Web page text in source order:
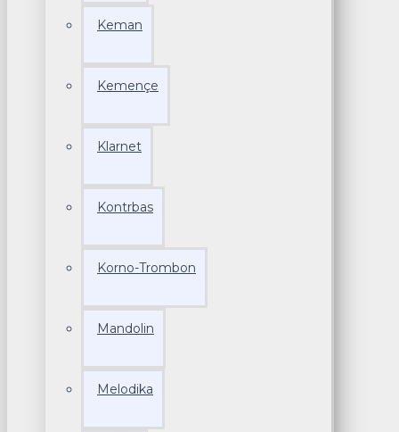
Keman
Kemençe
Klarnet
Kontrbas
Korno-Trombon
Mandolin
Melodika